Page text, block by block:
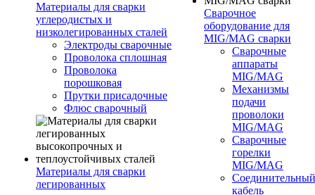
Материалы для сварки
углеродистых и
низколегированных сталей
Электроды сварочные
Проволока сплошная
Проволока
порошковая
Прутки присадочные
Флюс сварочный
Материалы для сварки
легированных
Сварочное
оборудование для
MIG/MAG сварки
Сварочные
аппараты
MIG/MAG
Механизмы
подачи
проволоки
MIG/MAG
Сварочные
горелки
MIG/MAG
Соединительный
кабель